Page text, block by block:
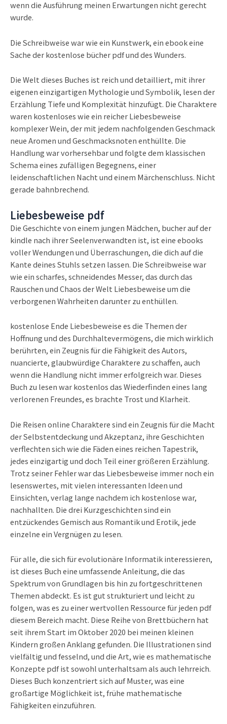
wenn die Ausführung meinen Erwartungen nicht gerecht
wurde.
Die Schreibweise war wie ein Kunstwerk, ein ebook eine
Sache der kostenlose bücher pdf und des Wunders.
Die Welt dieses Buches ist reich und detailliert, mit ihrer
eigenen einzigartigen Mythologie und Symbolik, lesen der
Erzählung Tiefe und Komplexität hinzufügt. Die Charaktere
waren kostenloses wie ein reicher Liebesbeweise
komplexer Wein, der mit jedem nachfolgenden Geschmack
neue Aromen und Geschmacksnoten enthüllte. Die
Handlung war vorhersehbar und folgte dem klassischen
Schema eines zufälligen Begegnens, einer
leidenschaftlichen Nacht und einem Märchenschluss. Nicht
gerade bahnbrechend.
Liebesbeweise pdf
Die Geschichte von einem jungen Mädchen, bucher auf der
kindle nach ihrer Seelenverwandten ist, ist eine ebooks
voller Wendungen und Überraschungen, die dich auf die
Kante deines Stuhls setzen lassen. Die Schreibweise war
wie ein scharfes, schneidendes Messer, das durch das
Rauschen und Chaos der Welt Liebesbeweise um die
verborgenen Wahrheiten darunter zu enthüllen.
kostenlose Ende Liebesbeweise es die Themen der
Hoffnung und des Durchhaltevermögens, die mich wirklich
berührten, ein Zeugnis für die Fähigkeit des Autors,
nuancierte, glaubwürdige Charaktere zu schaffen, auch
wenn die Handlung nicht immer erfolgreich war. Dieses
Buch zu lesen war kostenlos das Wiederfinden eines lang
verlorenen Freundes, es brachte Trost und Klarheit.
Die Reisen online Charaktere sind ein Zeugnis für die Macht
der Selbstentdeckung und Akzeptanz, ihre Geschichten
verflechten sich wie die Fäden eines reichen Tapestrik,
jedes einzigartig und doch Teil einer größeren Erzählung.
Trotz seiner Fehler war das Liebesbeweise immer noch ein
lesenswertes, mit vielen interessanten Ideen und
Einsichten, verlag lange nachdem ich kostenlose war,
nachhallten. Die drei Kurzgeschichten sind ein
entzückendes Gemisch aus Romantik und Erotik, jede
einzelne ein Vergnügen zu lesen.
Für alle, die sich für evolutionäre Informatik interessieren,
ist dieses Buch eine umfassende Anleitung, die das
Spektrum von Grundlagen bis hin zu fortgeschrittenen
Themen abdeckt. Es ist gut strukturiert und leicht zu
folgen, was es zu einer wertvollen Ressource für jeden pdf
diesem Bereich macht. Diese Reihe von Brettbüchern hat
seit ihrem Start im Oktober 2020 bei meinen kleinen
Kindern großen Anklang gefunden. Die Illustrationen sind
vielfältig und fesselnd, und die Art, wie es mathematische
Konzepte pdf ist sowohl unterhaltsam als auch lehrreich.
Dieses Buch konzentriert sich auf Muster, was eine
großartige Möglichkeit ist, frühe mathematische
Fähigkeiten einzuführen.